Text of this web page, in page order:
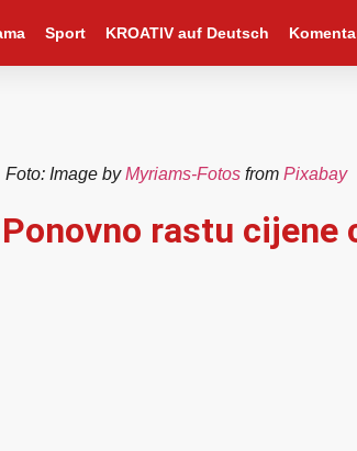
Sport KROATIV auf Deutsch
Foto: Image byMyriams-Fotosfrom Pixabay
rastu cijene